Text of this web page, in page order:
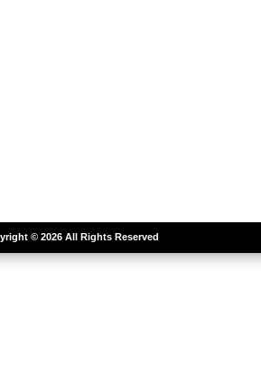
© 2026 All Rights Reserved